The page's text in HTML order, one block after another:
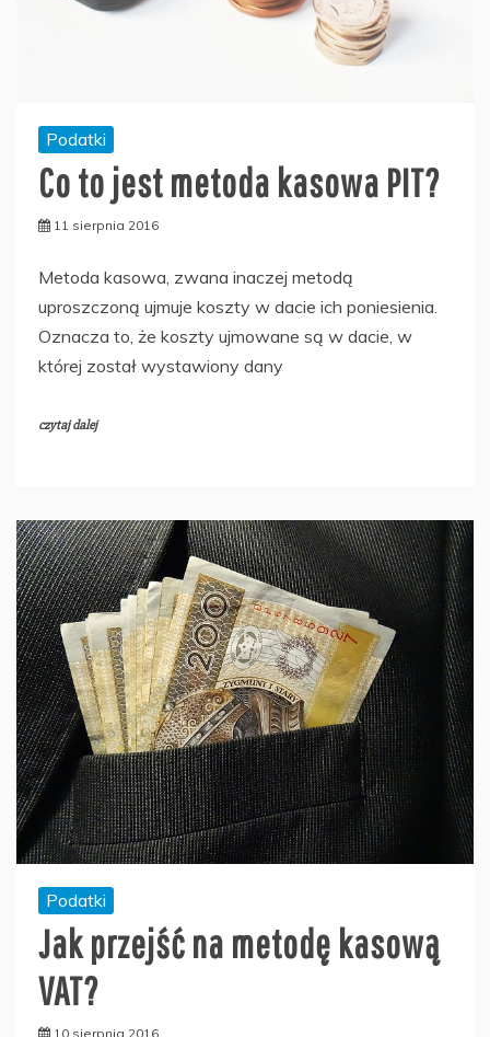
Podatki
Co to jest metoda kasowa PIT?
11 sierpnia 2016
Metoda kasowa, zwana inaczej metodą
uproszczoną ujmuje koszty w dacie ich poniesienia.
Oznacza to, że koszty ujmowane są w dacie, w
której został wystawiony dany
czytaj dalej
Podatki
Jak przejść na metodę kasową
VAT?
10 sierpnia 2016